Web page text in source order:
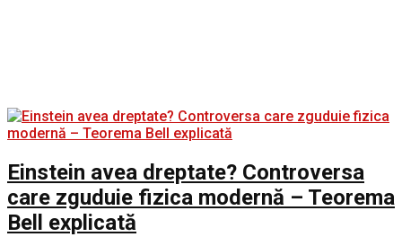
Einstein avea dreptate? Controversa
care zguduie fizica modernă – Teorema
Bell explicată